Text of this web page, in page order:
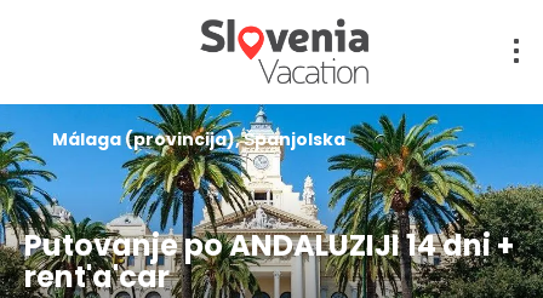
Putovanje po ANDALUZIJI 14 dni +
rent'a'car
Málaga (provincija), Španjolska